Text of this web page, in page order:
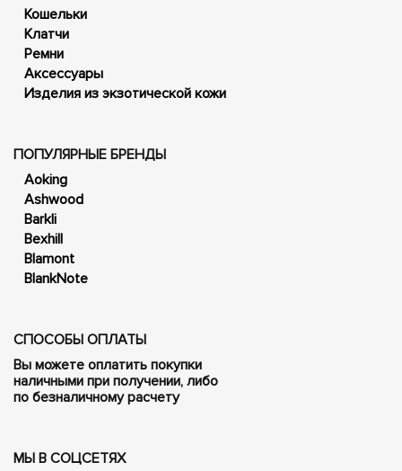
Кошельки
Клатчи
Ремни
Аксессуары
Изделия из экзотической кожи
ПОПУЛЯРНЫЕ БРЕНДЫ
Aoking
Ashwood
Barkli
Bexhill
Blamont
BlankNote
СПОСОБЫ ОПЛАТЫ
Вы можете оплатить покупки
наличными при получении, либо
по безналичному расчету
МЫ В СОЦСЕТЯХ